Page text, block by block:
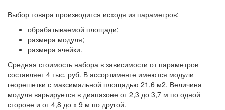
Выбор товара производится исходя из параметров:
обрабатываемой площади;
размера модуля;
размера ячейки.
Средняя стоимость набора в зависимости от параметров
составляет 4 тыс. руб. В ассортименте имеются модули
георешетки с максимальной площадью 21,6 м2. Величина
модуля варьируется в диапазоне от 2,3 до 3,7 м по одной
стороне и от 4,8 до х 9 м по другой.